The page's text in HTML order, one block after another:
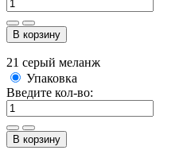
В корзину
21 серый меланж
Упаковка
Введите кол-во:
В корзину